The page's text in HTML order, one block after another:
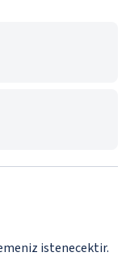
istenecektir.